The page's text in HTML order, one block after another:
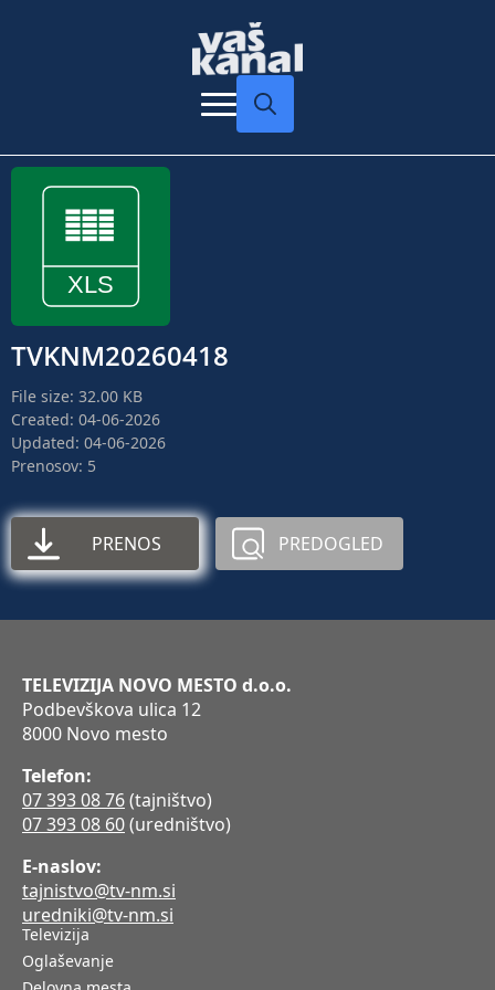
TVKNM20260418
File size: 32.00 KB
Created: 04-06-2026
Updated: 04-06-2026
Prenosov: 5
PRENOS PREDOGLED
TELEVIZIJA NOVO MESTO d.o.o.
Podbevškova ulica 12
8000 Novo mesto
Telefon:
07 393 08 76(tajništvo)
07 393 08 60(uredništvo)
E-naslov:
tajnistvo@tv-nm.si
uredniki@tv-nm.si
Televizija
Oglaševanje